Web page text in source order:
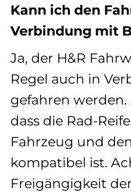
Kann ich den
Verbindung mit
Ja, der H&R
Regel auch in
gefahren
dass die Rad-
Fahrzeug und
kompatibel ist.
Freigängigkeit